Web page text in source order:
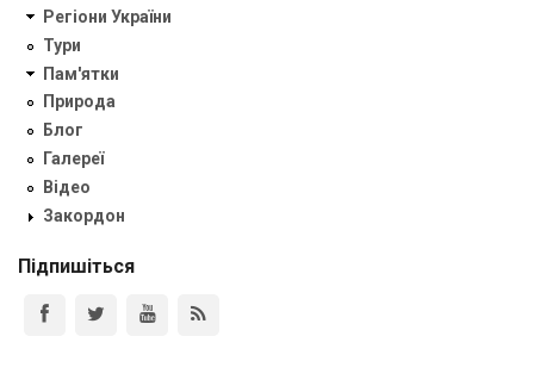
Регіони України
Тури
Пам'ятки
Природа
Блог
Галереї
Відео
Закордон
Підпишіться